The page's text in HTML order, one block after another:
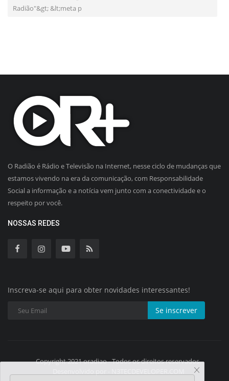
Radião"&gt; &lt;meta p
O Radião é Rádio e Televisão na Internet, nesse ciclo de mudanças que
estamos vivendo na era da comunicação, com Responsabilidade
Social a informação e a notícia vem junto com a conectividade e o
respeito por você.
NOSSAS REDES
Inscreva-se aqui para obter novidades interessantes!
Se inscrever
Copyright 2021 oradiao - Todos os direitos reservados.